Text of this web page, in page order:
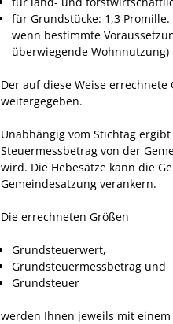
für Grundstücke: 1,3
wenn bestimmte
überwiegende Wohnnutzung)
Der auf diese Weise
weitergegeben.
Unabhängig vom Stichtag
Steuermessbetrag von der
wird. Die Hebesätze kann die
Gemeindesatzung verankern.
Die errechneten Größen
Grundsteuerwert,
Grundsteuermessbetrag und
Grundsteuer
werden Ihnen jeweils mit